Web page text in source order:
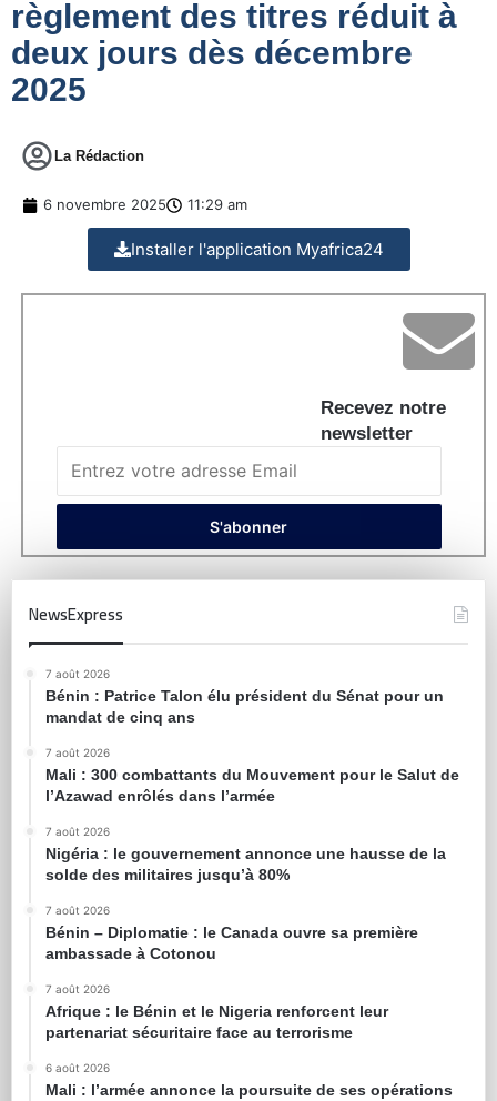
règlement des titres réduit à
deux jours dès décembre
2025
La Rédaction
6 novembre 2025 11:29 am
Installer l'application Myafrica24
Recevez notre
newsletter
NewsExpress
7 août 2026
Bénin : Patrice Talon élu président du Sénat pour un
mandat de cinq ans
7 août 2026
Mali : 300 combattants du Mouvement pour le Salut de
l’Azawad enrôlés dans l’armée
7 août 2026
Nigéria : le gouvernement annonce une hausse de la
solde des militaires jusqu’à 80%
7 août 2026
Bénin – Diplomatie : le Canada ouvre sa première
ambassade à Cotonou
7 août 2026
Afrique : le Bénin et le Nigeria renforcent leur
partenariat sécuritaire face au terrorisme
6 août 2026
Mali : l’armée annonce la poursuite de ses opérations